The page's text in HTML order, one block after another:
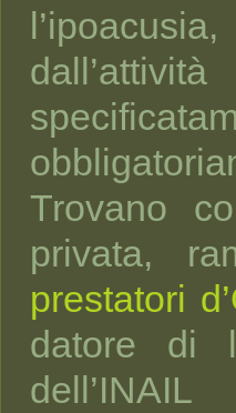
Trovano
privata,
prestatori
datore di